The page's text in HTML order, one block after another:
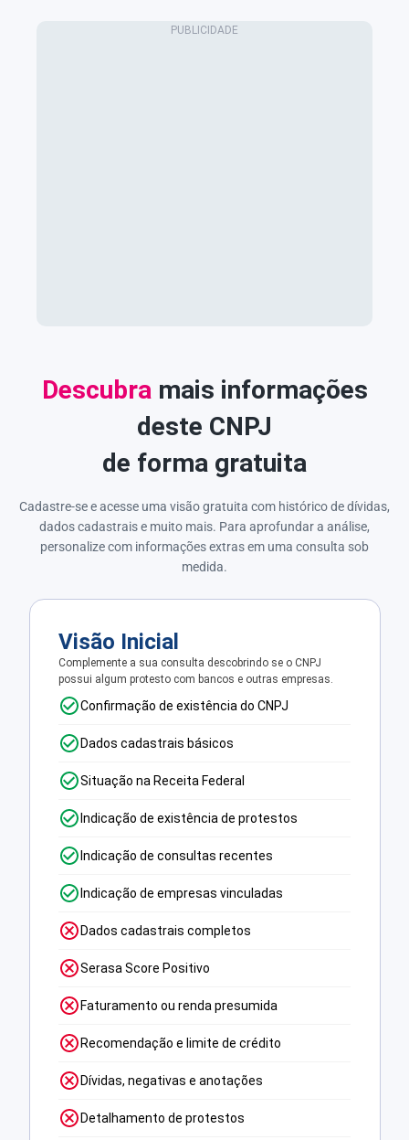
Descubramais informações
deste CNPJ
de forma gratuita
Cadastre-se e acesse uma visão gratuita com histórico de dívidas,
dados cadastrais e muito mais. Para aprofundar a análise,
personalize com informações extras em uma consulta sob
medida.
Visão Inicial
Complemente a sua consulta descobrindo se o CNPJ
possui algum protesto com bancos e outras empresas.
Confirmação de existência do CNPJ
Dados cadastrais básicos
Situação na Receita Federal
Indicação de existência de protestos
Indicação de consultas recentes
Indicação de empresas vinculadas
Dados cadastrais completos
Serasa Score Positivo
Faturamento ou renda presumida
Recomendação e limite de crédito
Dívidas, negativas e anotações
Detalhamento de protestos